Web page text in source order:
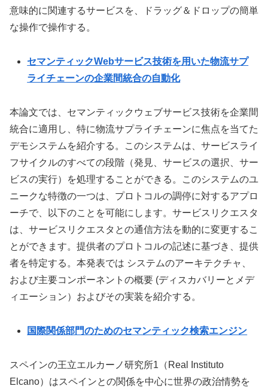
意味的に関連するサービスを、ドラッグ＆ドロップの簡単
な操作で操作する。
セマンティックWebサービス技術を用いた物流サプ
ライチェーンの企業間統合の自動化
本論文では、セマンティックウェブサービス技術を企業間
統合に適用し、特に物流サプライチェーンに焦点を当てた
デモシステムを紹介する。このシステムは、サービスライ
フサイクルのすべての段階（発見、サービスの選択、サー
ビスの実行）を処理することができる。このシステムのユ
ニークな特徴の一つは、プロトコルの調停に対するアプロ
ーチで、以下のことを可能にします。サービスリクエスタ
は、サービスリクエスタとの通信方法を動的に変更するこ
とができます。提供者のプロトコルの記述に基づき、提供
者を特定する。本発表では システムのアーキテクチャ、
および主要コンポーネントの概要 (ディスカバリーとメデ
ィエーション）およびその実装を紹介する。
国際関係部門のためのセマンティック検索エンジン
スペインの王立エルカーノ研究所1（Real Instituto
Elcano）はスペインとの関係を中心に世界の政治情勢を